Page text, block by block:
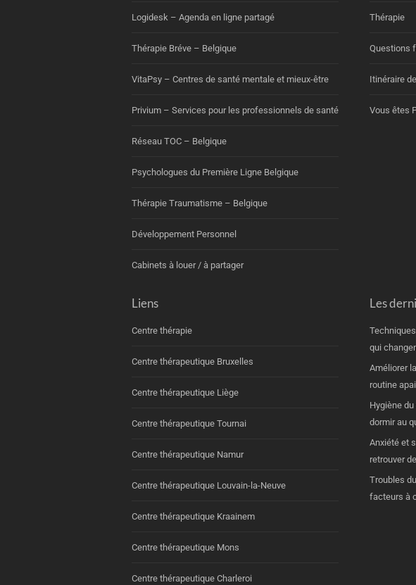
Logidesk – Agenda en ligne partagé
Thérapie Bréve – Belgique
VitaPsy – Centres de santé mentale et mieux-être
Privium – Services pour les professionnels de santé
Réseau TOC – Belgique
Psychologues du Première Ligne Belgique
Thérapie Traumatisme – Belgique
Développement Personnel
Cabinets à louer / à partager
Thérapie
Questions
Itinéraire
Vous êtes
Liens
Centre thérapie
Centre thérapeutique Bruxelles
Centre thérapeutique Liège
Centre thérapeutique Tournai
Centre thérapeutique Namur
Centre thérapeutique Louvain-la-Neuve
Centre thérapeutique Kraainem
Centre thérapeutique Mons
Centre thérapeutique Charleroi
Les
qui
Améliorer
routine
Hygiène
dormir au
Anxiété et
retrouver
Troubles
facteurs à